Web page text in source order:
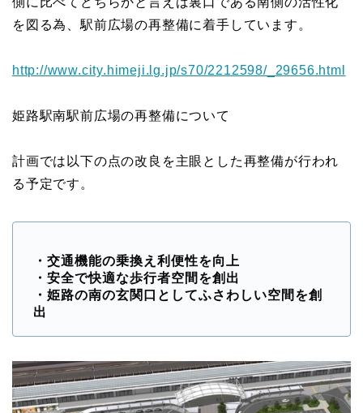
を図る為、駅前広場の再整備に着手しています。
http://www.city.himeji.lg.jp/s70/2212598/_29656.html
姫路駅南駅前広場の再整備について
計画では以下の点の改良を主眼とした再整備が行われ
る予定です。
・交通機能の乗換え利便性を向上
・安全で快適な歩行者空間を創出
・姫路の南の玄関口としてふさわしい空間を創
出